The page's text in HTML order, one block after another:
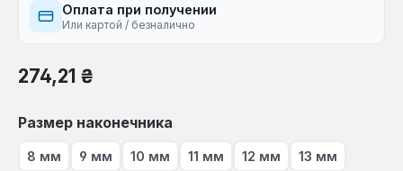
Оплата при получении
Или картой / безналично
Обычная цена:
274,21 ₴
Выберите
Размер наконечника
8 мм 9 мм 10 мм 11 мм 12 мм 13 мм